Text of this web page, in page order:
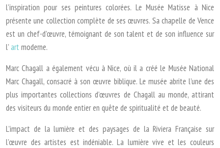
l’inspiration pour ses peintures colorées. Le Musée Matisse à Nice
présente une collection complète de ses œuvres. Sa chapelle de Vence
est un chef-d’œuvre, témoignant de son talent et de son influence sur
l’art moderne.
Marc Chagall a également vécu à Nice, où il a créé le Musée National
Marc Chagall, consacré à son œuvre biblique. Le musée abrite l’une des
plus importantes collections d’œuvres de Chagall au monde, attirant
des visiteurs du monde entier en quête de spiritualité et de beauté.
L’impact de la lumière et des paysages de la Riviera Française sur
l’œuvre des artistes est indéniable. La lumière vive et les couleurs